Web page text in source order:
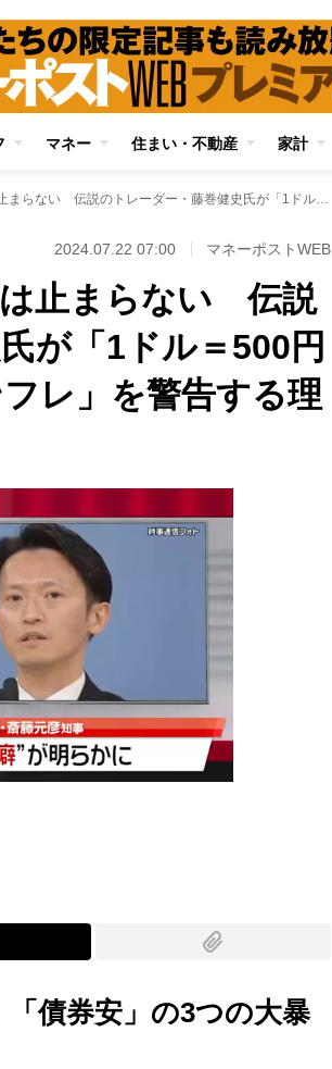
マネー 住まい・不動産 家計
為替介入でも「超円安」は止まらない 伝説のトレーダー・藤巻健史氏が「1ドル＝500円超え」と「ハイパーインフレ」を警告する理由
2024.07.22 07:00 マネーポストWEB
は止まらない 伝説
が「1ドル＝500円
レ」を警告する理
債券安」の3つの大暴